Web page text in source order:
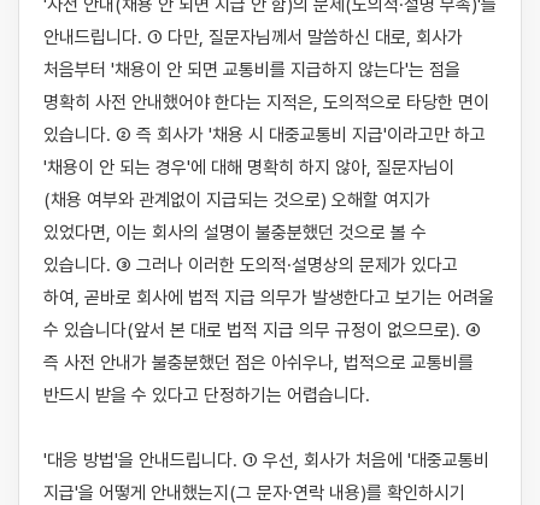
'사전 안내(채용 안 되면 지급 안 함)의 문제(도의적·설명 부족)'를
안내드립니다. ① 다만, 질문자님께서 말씀하신 대로, 회사가
처음부터 '채용이 안 되면 교통비를 지급하지 않는다'는 점을
명확히 사전 안내했어야 한다는 지적은, 도의적으로 타당한 면이
있습니다. ② 즉 회사가 '채용 시 대중교통비 지급'이라고만 하고
'채용이 안 되는 경우'에 대해 명확히 하지 않아, 질문자님이
(채용 여부와 관계없이 지급되는 것으로) 오해할 여지가
있었다면, 이는 회사의 설명이 불충분했던 것으로 볼 수
있습니다. ③ 그러나 이러한 도의적·설명상의 문제가 있다고
하여, 곧바로 회사에 법적 지급 의무가 발생한다고 보기는 어려울
수 있습니다(앞서 본 대로 법적 지급 의무 규정이 없으므로). ④
즉 사전 안내가 불충분했던 점은 아쉬우나, 법적으로 교통비를
반드시 받을 수 있다고 단정하기는 어렵습니다.
'대응 방법'을 안내드립니다. ① 우선, 회사가 처음에 '대중교통비
지급'을 어떻게 안내했는지(그 문자·연락 내용)를 확인하시기